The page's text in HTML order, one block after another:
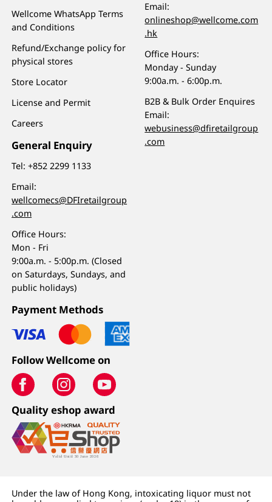
Wellcome WhatsApp Terms
and Conditions
Refund/Exchange policy for
physical stores
Store Locator
License and Permit
Careers
General Enquiry
Tel:+852 2299 1133
Email:
wellcomecs@DFIretailgroup
.com
Office Hours:
Mon - Fri
9:00a.m. - 5:00p.m. (Closed
on Saturdays, Sundays, and
public holidays)
Email:
onlineshop@wellcome.com
.hk
Office Hours:
Monday - Sunday
9:00a.m. - 6:00p.m.
B2B & Bulk Order Enquires
Email:
webusiness@dfiretailgroup
.com
Payment Methods
Follow Wellcome on
Quality eshop award
Under the law of Hong Kong, intoxicating liquor must not